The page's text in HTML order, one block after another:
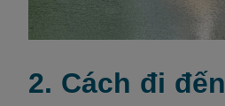
2. Cách đi